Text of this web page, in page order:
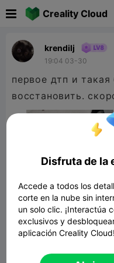
Creality Cloud
krendilj
19:04 03-30
первое дтп и такая
восстановить.
assembly guide
Disfruta de la
Accede a todos los
corte en la nube sin
un solo clic. ¡Interactúa
exclusivos y
aplicación Creality Cloud!